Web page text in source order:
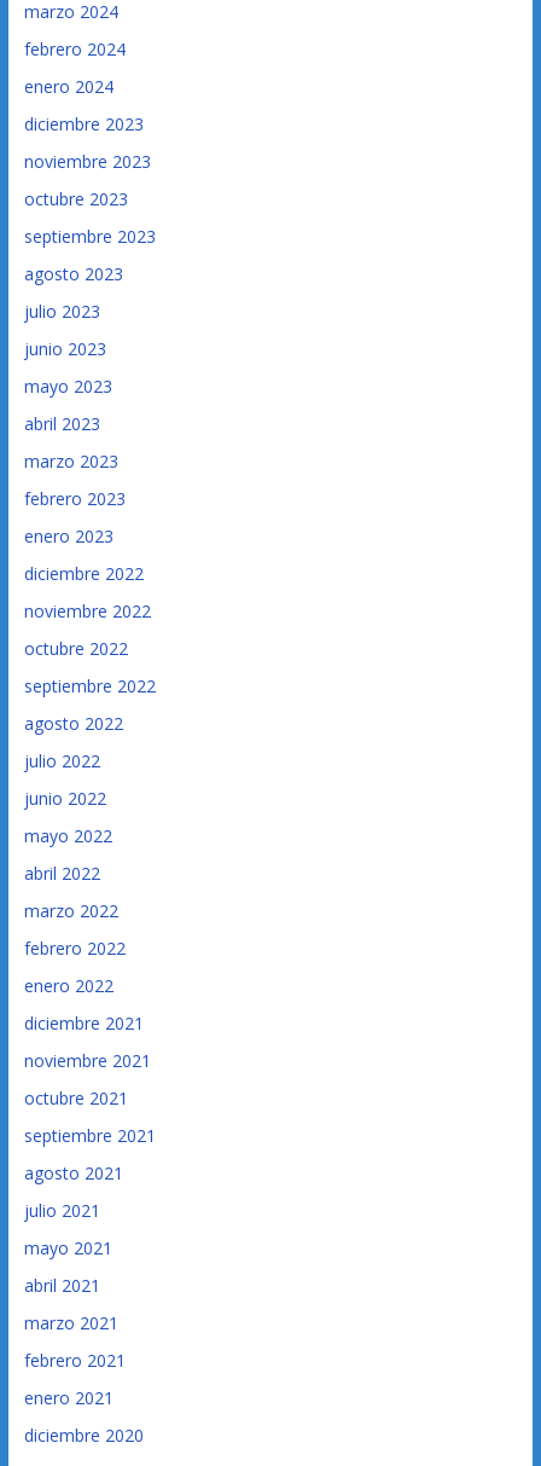
marzo 2024
febrero 2024
enero 2024
diciembre 2023
noviembre 2023
octubre 2023
septiembre 2023
agosto 2023
julio 2023
junio 2023
mayo 2023
abril 2023
marzo 2023
febrero 2023
enero 2023
diciembre 2022
noviembre 2022
octubre 2022
septiembre 2022
agosto 2022
julio 2022
junio 2022
mayo 2022
abril 2022
marzo 2022
febrero 2022
enero 2022
diciembre 2021
noviembre 2021
octubre 2021
septiembre 2021
agosto 2021
julio 2021
mayo 2021
abril 2021
marzo 2021
febrero 2021
enero 2021
diciembre 2020